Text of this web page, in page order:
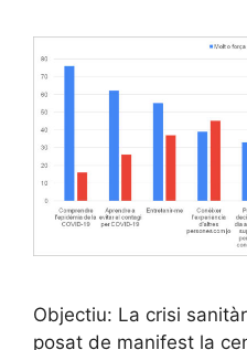
Objectiu: La crisi
posat de manifest la